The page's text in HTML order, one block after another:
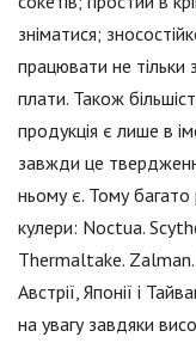
зніматися;
працювати не тільки
плати. Також
продукція є лише в
завжди це
ньому є. Тому
кулери: Noctua.
Thermaltake. Zalman.
Австрії, Японії і
на увагу завдяки